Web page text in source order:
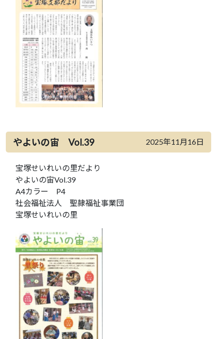
やよいの宙 Vol.39 2025年11月16日
宝塚せいれいの里だより
やよいの宙Vol.39
A4カラー P4
社会福祉法人 聖隷福祉事業団
宝塚せいれいの里